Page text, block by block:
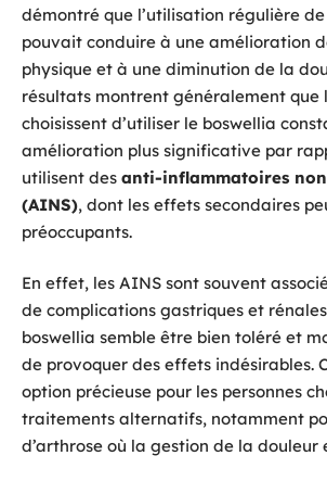
démontré que l’utilisation régulière
pouvait conduire à une amélioration
physique et à une diminution de la
résultats montrent généralement que
choisissent d’utiliser le boswellia
amélioration plus significative par
utilisent des anti-inflammatoires
(AINS), dont les effets secondaires
préoccupants.
En effet, les AINS sont souvent
de complications gastriques et
boswellia semble être bien toléré et
de provoquer des effets indésirables.
option précieuse pour les personnes
traitements alternatifs, notamment
d’arthrose où la gestion de la douleur